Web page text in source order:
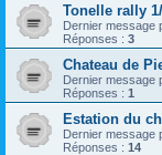
Tonelle rally
Dernier message
Réponses : 3
Chateau de
Dernier message
Réponses : 1
Estation du
Dernier message
Réponses : 14